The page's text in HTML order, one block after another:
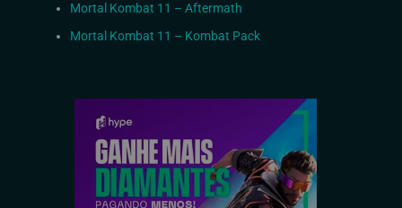
Mortal Kombat 11 – Aftermath
Mortal Kombat 11 – Kombat Pack